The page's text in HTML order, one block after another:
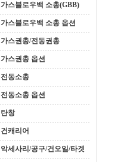
가스블로우백 소총(GBB)
가스블로우백 소총 옵션
가스권총/전동권총
가스권총 옵션
전동소총
전동소총 옵션
탄창
건캐리어
악세사리/공구/건오일/타겟